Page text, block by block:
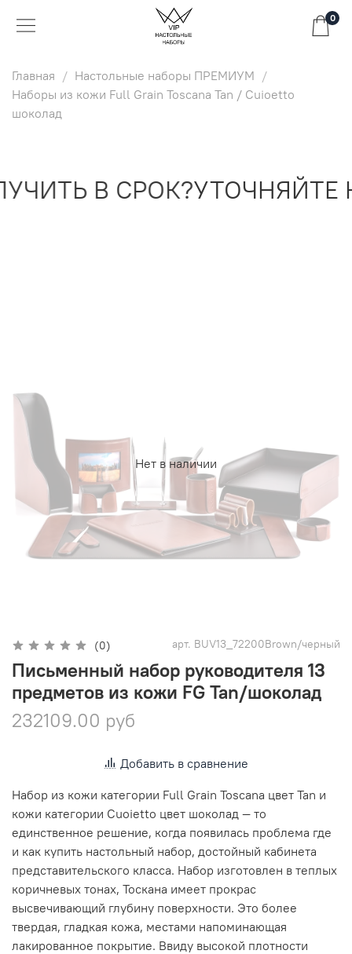
0
Главная
Настольные наборы ПРЕМИУМ
Наборы из кожи Full Grain Toscana Tan / Cuioetto
шоколад
В СРОК?УТОЧНЯЙТЕ
Нет в наличии
(0) арт. BUV13_72200Brown/черный
Письменный набор руководителя 13
предметов из кожи FG Tan/шоколад
232109.00 руб
Добавить в сравнение
Набор из кожи категории Full Grain Toscana цвет Tan и
кожи категории Cuoietto цвет шоколад — то
единственное решение, когда появилась проблема где
и как купить настольный набор, достойный кабинета
представительского класса. Набор изготовлен в теплых
коричневых тонах, Тоскана имеет прокрас
высвечивающий глубину поверхности. Это более
твердая, гладкая кожа, местами напоминающая
лакированное покрытие. Ввиду высокой плотности